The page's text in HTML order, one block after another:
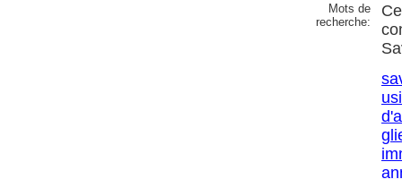
Mots de
recherche: